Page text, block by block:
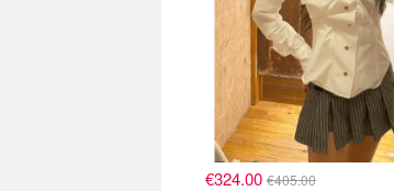
€324.00 €405.00